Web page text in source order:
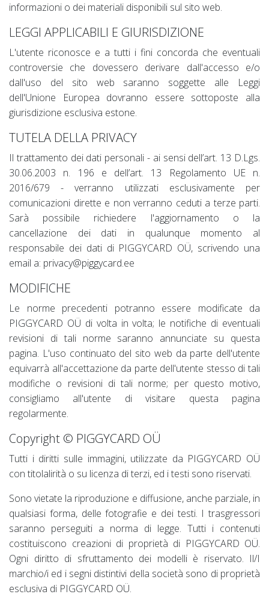
informazioni o dei materiali disponibili sul sito web.
LEGGI APPLICABILI E GIURISDIZIONE
L'utente riconosce e a tutti i fini concorda che eventuali
controversie che dovessero derivare dall'accesso e/o
dall'uso del sito web saranno soggette alle Leggi
dell'Unione Europea dovranno essere sottoposte alla
giurisdizione esclusiva estone.
TUTELA DELLA PRIVACY
Il trattamento dei dati personali - ai sensi dell’art. 13 D.Lgs.
30.06.2003 n. 196 e dell’art. 13 Regolamento UE n.
2016/679 - verranno utilizzati esclusivamente per
comunicazioni dirette e non verranno ceduti a terze parti.
Sarà possibile richiedere l'aggiornamento o la
cancellazione dei dati in qualunque momento al
responsabile dei dati di PIGGYCARD OÜ, scrivendo una
email a: privacy@piggycard.ee
MODIFICHE
Le norme precedenti potranno essere modificate da
PIGGYCARD OÜ di volta in volta; le notifiche di eventuali
revisioni di tali norme saranno annunciate su questa
pagina. L'uso continuato del sito web da parte dell'utente
equivarrà all'accettazione da parte dell'utente stesso di tali
modifiche o revisioni di tali norme; per questo motivo,
consigliamo all'utente di visitare questa pagina
regolarmente.
Copyright © PIGGYCARD OÜ
Tutti i diritti sulle immagini, utilizzate da PIGGYCARD OÜ
con titolalirità o su licenza di terzi, ed i testi sono riservati.
Sono vietate la riproduzione e diffusione, anche parziale, in
qualsiasi forma, delle fotografie e dei testi. I trasgressori
saranno perseguiti a norma di legge. Tutti i contenuti
costituiscono creazioni di proprietà di PIGGYCARD OÜ.
Ogni diritto di sfruttamento dei modelli è riservato. Il/I
marchio/i ed i segni distintivi della società sono di proprietà
esclusiva di PIGGYCARD OÜ.